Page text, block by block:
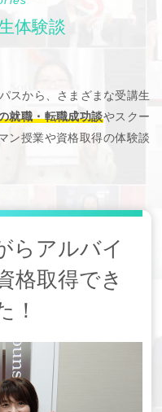
体験談
スから、さまざまな受講生
就職・転職成功談やスクー
ン授業や資格取得の体験談
らアルバイ
格取得でき
！